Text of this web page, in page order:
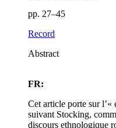
pp. 27–45
Record
Abstract
FR:
Cet article porte sur
suivant Stocking,
discours ethnologique